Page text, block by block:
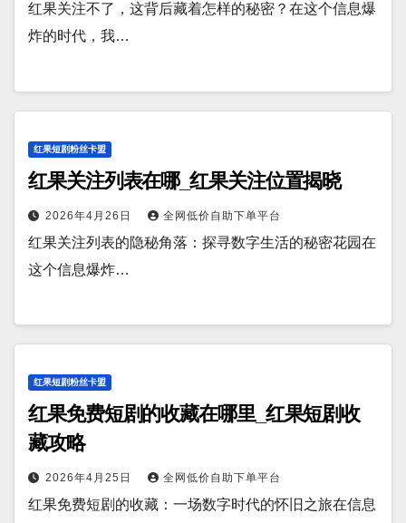
红果关注不了，这背后藏着怎样的秘密？在这个信息爆
炸的时代，我…
红果短剧粉丝卡盟
红果关注列表在哪_红果关注位置揭晓
2026年4月26日 全网低价自助下单平台
红果关注列表的隐秘角落：探寻数字生活的秘密花园在
这个信息爆炸…
红果短剧粉丝卡盟
红果免费短剧的收藏在哪里_红果短剧收
藏攻略
2026年4月25日 全网低价自助下单平台
红果免费短剧的收藏：一场数字时代的怀旧之旅在信息